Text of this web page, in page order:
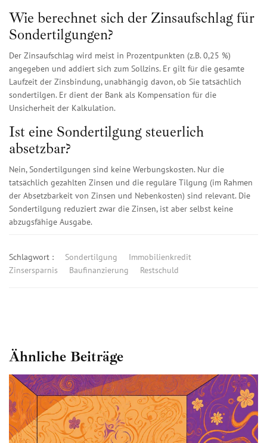
Wie berechnet sich der Zinsaufschlag für
Sondertilgungen?
Der Zinsaufschlag wird meist in Prozentpunkten (z.B. 0,25 %)
angegeben und addiert sich zum Sollzins. Er gilt für die gesamte
Laufzeit der Zinsbindung, unabhängig davon, ob Sie tatsächlich
sondertilgen. Er dient der Bank als Kompensation für die
Unsicherheit der Kalkulation.
Ist eine Sondertilgung steuerlich
absetzbar?
Nein, Sondertilgungen sind keine Werbungskosten. Nur die
tatsächlich gezahlten Zinsen und die reguläre Tilgung (im Rahmen
der Absetzbarkeit von Zinsen und Nebenkosten) sind relevant. Die
Sondertilgung reduziert zwar die Zinsen, ist aber selbst keine
abzugsfähige Ausgabe.
Schlagwort : Sondertilgung
Immobilienkredit
Zinsersparnis
Baufinanzierung Restschuld
Ähnliche Beiträge